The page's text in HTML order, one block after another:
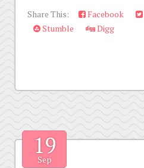
Share This:
Facebook
Stumble
Digg
19
Sep